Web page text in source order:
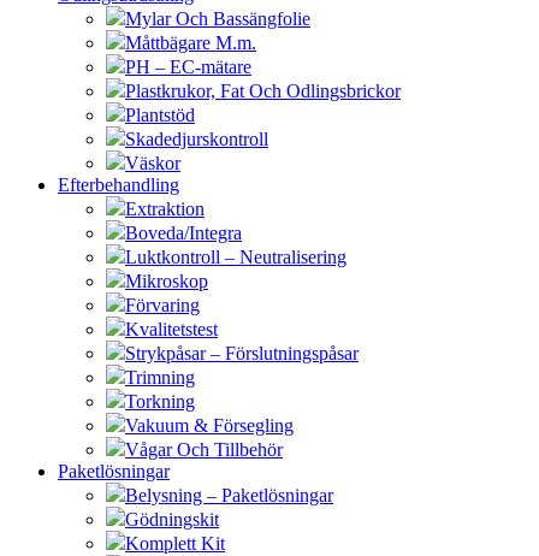
Mylar Och Bassängfolie
Måttbägare M.m.
PH – EC-mätare
Plastkrukor, Fat Och Odlingsbrickor
Plantstöd
Skadedjurskontroll
Väskor
Efterbehandling
Extraktion
Boveda/Integra
Luktkontroll – Neutralisering
Mikroskop
Förvaring
Kvalitetstest
Strykpåsar – Förslutningspåsar
Trimning
Torkning
Vakuum & Försegling
Vågar Och Tillbehör
Paketlösningar
Belysning – Paketlösningar
Gödningskit
Komplett Kit